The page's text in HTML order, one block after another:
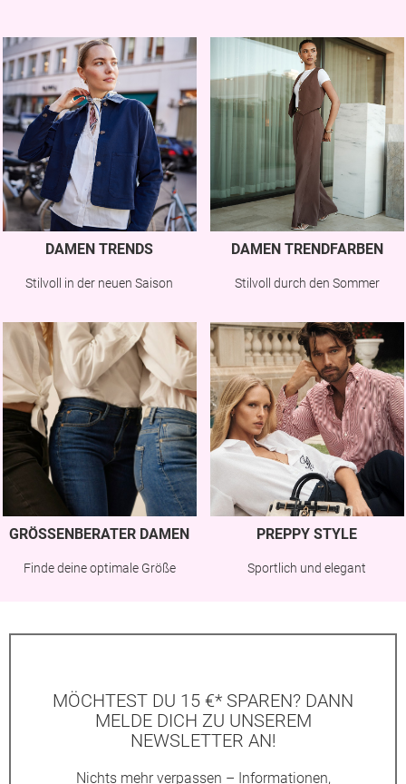
DAMEN TRENDS
Stilvoll in der neuen Saison
DAMEN TRENDFARBEN
Stilvoll durch den Sommer
GRÖSSENBERATER DAMEN
Finde deine optimale Größe
PREPPY STYLE
Sportlich und elegant
MÖCHTEST DU 15 €* SPAREN? DANN
MELDE DICH ZU UNSEREM
NEWSLETTER AN!
Nichts mehr verpassen – Informationen,